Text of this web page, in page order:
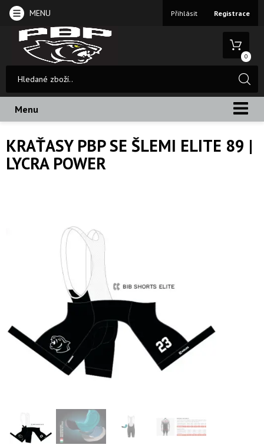
MENU Přihlásit Registrace
0
Menu
KRAŤASY PBP SE ŠLEMI ELITE 89 |
LYCRA POWER